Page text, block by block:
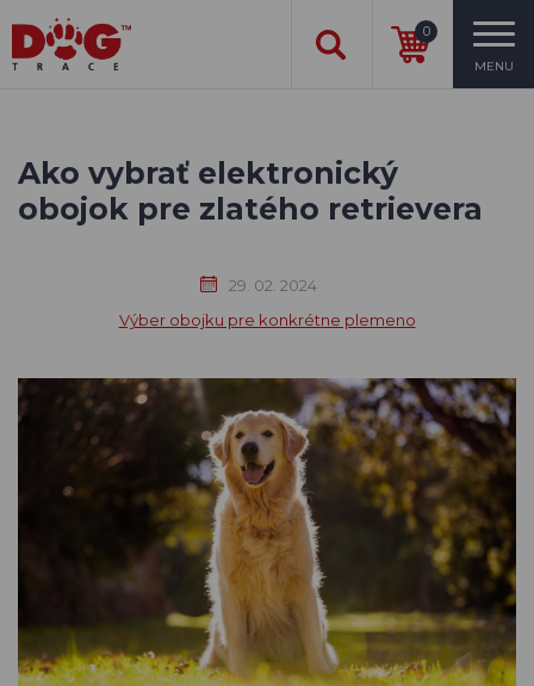
0
MENU
Ako vybrať elektronický
obojok pre zlatého retrievera
29. 02. 2024
Výber obojku pre konkrétne plemeno